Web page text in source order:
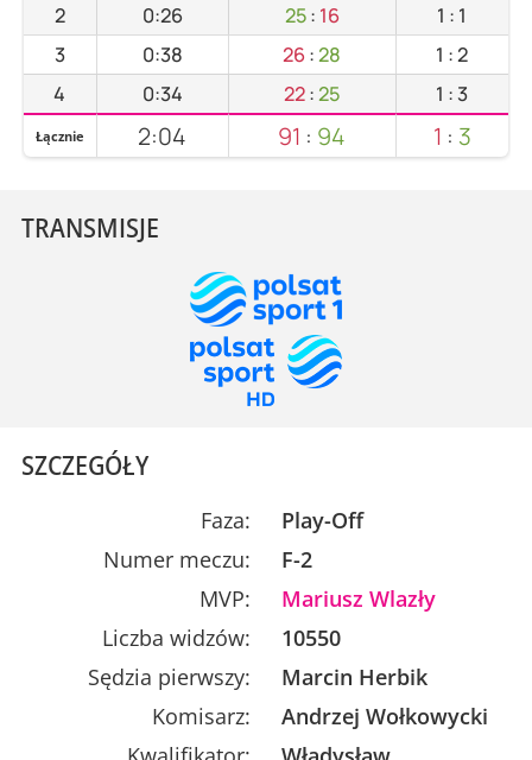
2
0:26 25: 16 1 : 1
3
0:38 26:28 1 :2
4
0:34 22:25 1 :3
Łącznie 2:04 91 : 94 1 : 3
TRANSMISJE
SZCZEGÓŁY
Faza:
Play-Off
Numer meczu:
F-2
MVP:
Mariusz Wlazły
Liczba widzów:
10550
Sędzia pierwszy:
Marcin Herbik
Komisarz:
Andrzej Wołkowycki